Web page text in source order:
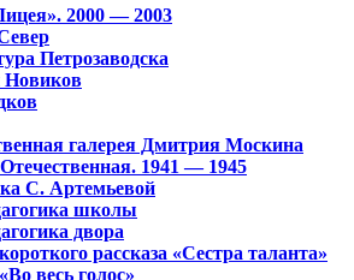
2000 — 2003
Петрозаводска
галерея Дмитрия Москина
1941 — 1945
С. Артемьевой
школы
двора
рассказа «Сестра таланта»
весь голос»